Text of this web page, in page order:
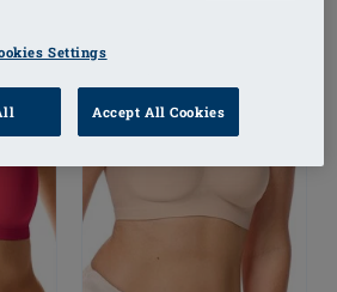
Settings
Accept All Cookies